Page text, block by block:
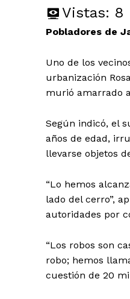
Vistas: 8
Pobladores de
Uno de los
urbanización
murió amarrado
Según indicó, el
años de edad,
llevarse objetos
“Lo hemos
lado del cerro”,
autoridades por
“Los robos son
robo; hemos
cuestión de 20